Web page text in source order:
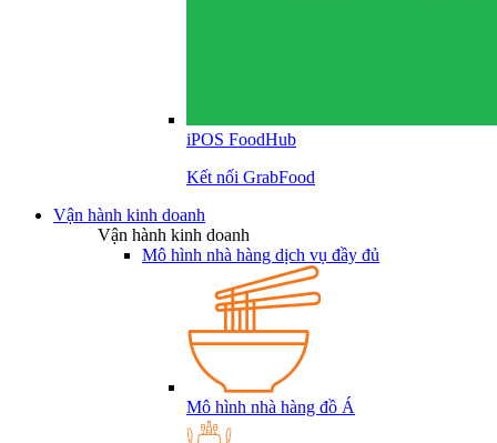
iPOS FoodHub
Kết nối GrabFood
Vận hành kinh doanh
Vận hành kinh doanh
Mô hình nhà hàng dịch vụ đầy đủ
Mô hình nhà hàng đồ Á